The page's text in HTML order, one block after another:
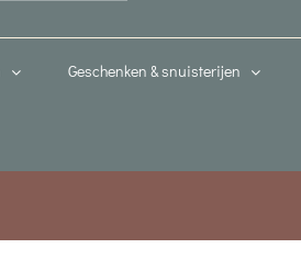
Geschenken & snuisterijen